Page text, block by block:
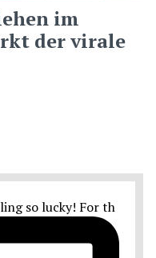
im
der virale
so lucky! For th